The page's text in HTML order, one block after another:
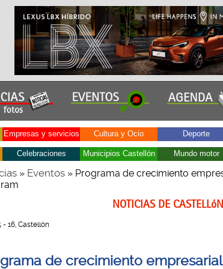
Empresas y servicios Cultura y Ocio Deporte
Celebraciones Municipios Castellón Mundo motor
» Eventos» Programa de crecimiento
NOTICIAS DE
- 16, Castellón
de crecimiento